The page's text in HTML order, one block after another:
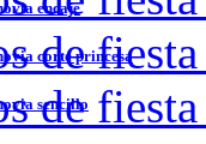
encaje
corte princesa
sencillo
de
de